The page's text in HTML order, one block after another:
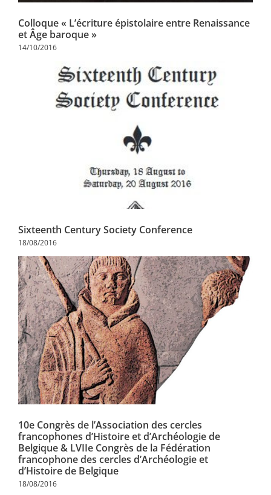
Colloque « L’écriture épistolaire entre Renaissance
et Âge baroque »
14/10/2016
Sixteenth Century Society Conference
18/08/2016
10e Congrès de l’Association des cercles
francophones d’Histoire et d’Archéologie de
Belgique & LVIIe Congrès de la Fédération
francophone des cercles d’Archéologie et
d’Histoire de Belgique
18/08/2016